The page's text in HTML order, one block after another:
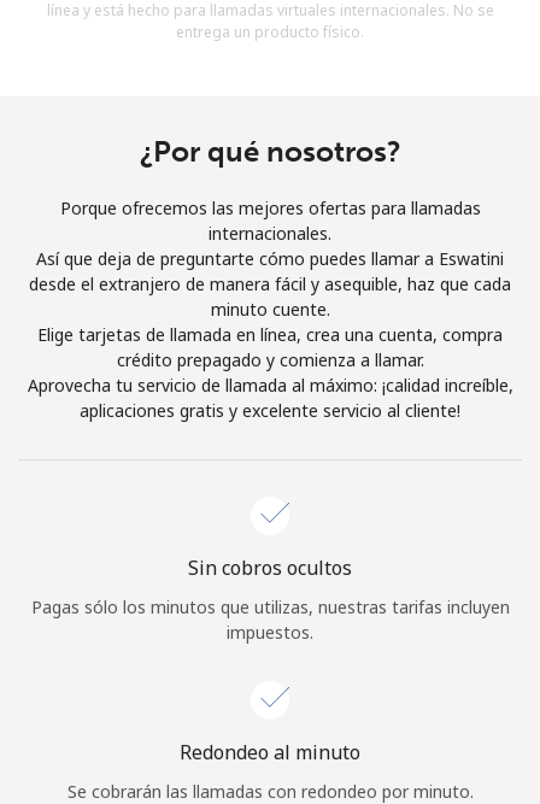
Al abrir una cuenta en este sitio web, estoy de acuerdo con
Términos y condiciones.
¡Hola!
Inicia sesión oREGÍSTRATE →
Iniciar Sesión
o
Continuar con
línea y está hecho para llamadas virtuales internacionales. No se
entrega un producto físico.
¿Por qué nosotros?
Porque ofrecemos las mejores ofertas para llamadas
internacionales.
Así que deja de preguntarte cómo puedes llamar a Eswatini
desde el extranjero de manera fácil y asequible, haz que cada
minuto cuente.
Elige tarjetas de llamada en línea, crea una cuenta, compra
crédito prepagado y comienza a llamar.
Aprovecha tu servicio de llamada al máximo: ¡calidad increíble,
aplicaciones gratis y excelente servicio al cliente!
Sin cobros ocultos
Pagas sólo los minutos que utilizas, nuestras tarifas incluyen
impuestos.
Redondeo al minuto
Se cobrarán las llamadas con redondeo por minuto.